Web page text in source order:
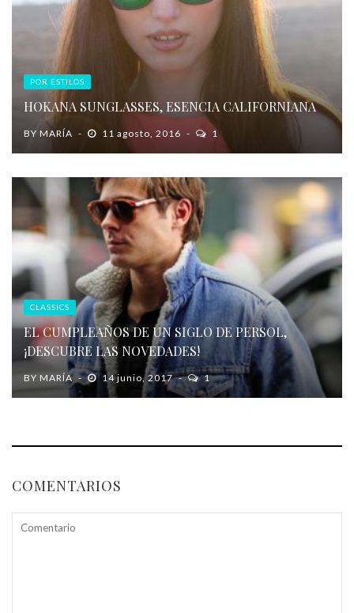
POR ESTILOS
HOKANA SUNGLASSES, ESENCIA CALIFORNIANA
BY MARÍA 11 agosto, 2016 1
CLASSICS
EL CUMPLEAÑOS DE UN SIGLO DE PERSOL,
¡DESCUBRE LAS NOVEDADES!
BY MARÍA 14 junio, 2017 1
COMENTARIOS